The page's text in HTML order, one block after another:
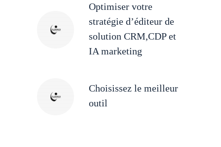
Optimiser votre
stratégie d’éditeur de
solution CRM,CDP et
IA marketing
Choisissez le meilleur
outil